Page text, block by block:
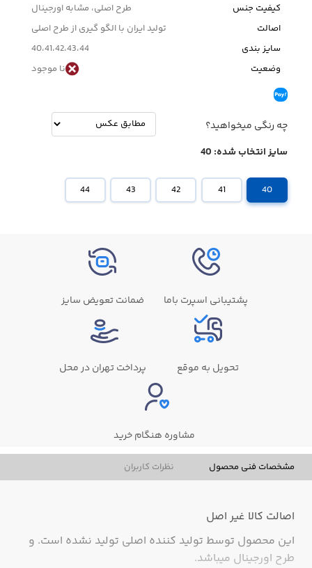
کیفیت جنس
طرح اصلی، مشابه اورجینال
اصالت
تولید ایران با الگو گیری از طرح اصلی
سایز بندی
40،41،42،43،44
وضعیت
نا موجود
چه رنگی میخواهید؟
سایز انتخاب شده: 40
40
41
42
43
44
پشتیبانی اسپرت باما ضمانت تعویض سایز
تحویل به موقع پرداخت تهران در محل
مشاوره هنگام خرید
مشخصات فنی محصول نظرات کاربران
اصالت کالا غیر اصل
این محصول توسط تولید کننده اصلی تولید نشده است. و
طرح اورجینال میباشد.